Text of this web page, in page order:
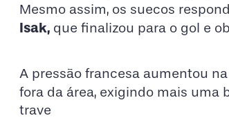
Mesmo assim, os suecos
Isak, que finalizou para o gol e
A pressão francesa aumentou
fora da área, exigindo mais uma
trave